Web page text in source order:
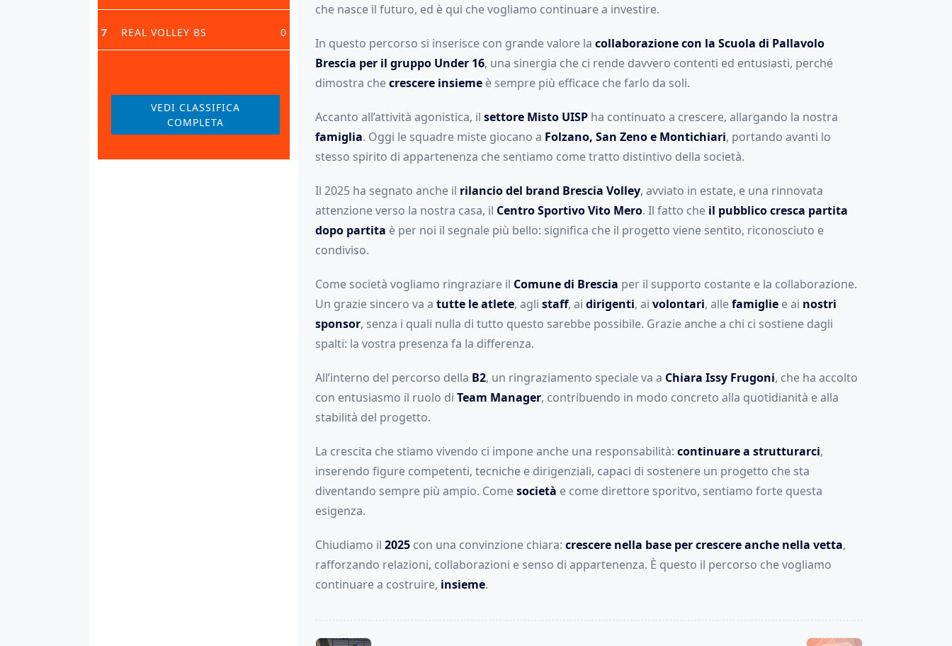
che nasce il futuro, ed è qui che vogliamo continuare a investire.
In questo percorso si inserisce con grande valore la collaborazione con la Scuola di Pallavolo
Brescia per il gruppo Under 16, una sinergia che ci rende davvero contenti ed entusiasti, perché
dimostra checrescere insiemeè sempre più efficace che farlo da soli.
Accanto all’attività agonistica, il settore Misto UISPha continuato a crescere, allargando la nostra
famiglia. Oggi le squadre miste giocano a Folzano, San Zeno e Montichiari, portando avanti lo
stesso spirito di appartenenza che sentiamo come tratto distintivo della società.
Il 2025 ha segnato anche il rilancio del brand Brescia Volley, avviato in estate, e una rinnovata
attenzione verso la nostra casa, il Centro Sportivo Vito Mero. Il fatto che il pubblico cresca partita
dopo partita è per noi il segnale più bello: significa che il progetto viene sentito, riconosciuto e
condiviso.
Come società vogliamo ringraziare il Comune di Brescia per il supporto costante e la collaborazione.
Un grazie sincero va a tutte le atlete, agli staff, ai dirigenti, ai volontari, allefamigliee ai nostri
sponsor, senza i quali nulla di tutto questo sarebbe possibile. Grazie anche a chi ci sostiene dagli
spalti: la vostra presenza fa la differenza.
All’interno del percorso della B2, un ringraziamento speciale va a Chiara Issy Frugoni, che ha accolto
con entusiasmo il ruolo di Team Manager, contribuendo in modo concreto alla quotidianità e alla
stabilità del progetto.
La crescita che stiamo vivendo ci impone anche una responsabilità: continuare a strutturarci,
inserendo figure competenti, tecniche e dirigenziali, capaci di sostenere un progetto che sta
diventando sempre più ampio. Comesocietà e come direttore sporitvo, sentiamo forte questa
esigenza.
Chiudiamo il 2025con una convinzione chiara: crescere nella base per crescere anche nella vetta,
rafforzando relazioni, collaborazioni e senso di appartenenza. È questo il percorso che vogliamo
continuare a costruire, insieme.
7 REAL VOLLEY BS 0
VEDI CLASSIFICA
COMPLETA